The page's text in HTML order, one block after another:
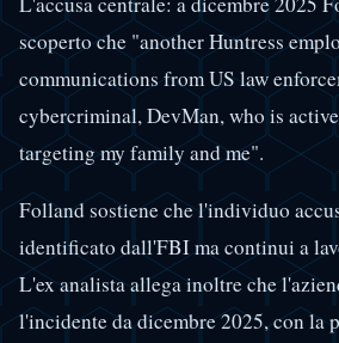
scoperto che "another Huntress
communications from US law
cybercriminal, DevMan, who is
targeting my family and me".
Folland sostiene che l'individuo
identificato dall'FBI ma continui a
L'ex analista allega inoltre che
l'incidente da dicembre 2025, con la